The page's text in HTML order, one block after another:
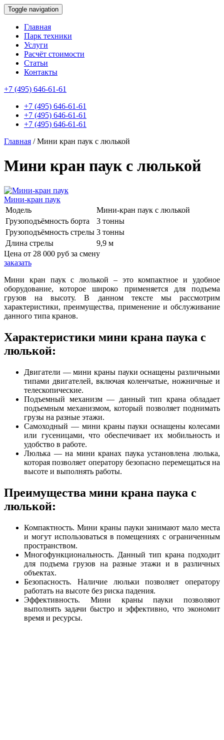
Toggle navigation
Главная
Парк техники
Услуги
Расчёт стоимости
Статьи
Контакты
id this page is: 47957
+7 (495) 646-61-61
+7 (495) 646-61-61
+7 (495) 646-61-61
+7 (495) 646-61-61
Главная /Мини кран паук с люлькой
Мини кран паук с люлькой
Мини-кран паук
Модель
Мини-кран паук с люлькой
Грузоподъёмность борта
3 тонны
Грузоподъёмность стрелы 3 тонны
Длина стрелы
9,9 м
Цена от 28 000 руб за смену
заказать
Мини кран паук с люлькой – это компактное и удобное
оборудование, которое широко применяется для подъема
грузов на высоту. В данном тексте мы рассмотрим
характеристики, преимущества, применение и обслуживание
данного типа кранов.
Характеристики мини крана паука с
люлькой:
Двигатели — мини краны пауки оснащены различными
типами двигателей, включая коленчатые, ножничные и
телескопические.
Подъемный механизм — данный тип крана обладает
подъемным механизмом, который позволяет поднимать
грузы на разные этажи.
Самоходный — мини краны пауки оснащены колесами
или гусеницами, что обеспечивает их мобильность и
удобство в работе.
Люлька — на мини кранах паука установлена люлька,
которая позволяет оператору безопасно перемещаться на
высоте и выполнять работы.
Преимущества мини крана паука с
люлькой:
Компактность. Мини краны пауки занимают мало места
и могут использоваться в помещениях с ограниченным
пространством.
Многофункциональность. Данный тип крана подходит
для подъема грузов на разные этажи и в различных
объектах.
Безопасность. Наличие люльки позволяет оператору
работать на высоте без риска падения.
Эффективность. Мини краны пауки позволяют
выполнять задачи быстро и эффективно, что экономит
время и ресурсы.